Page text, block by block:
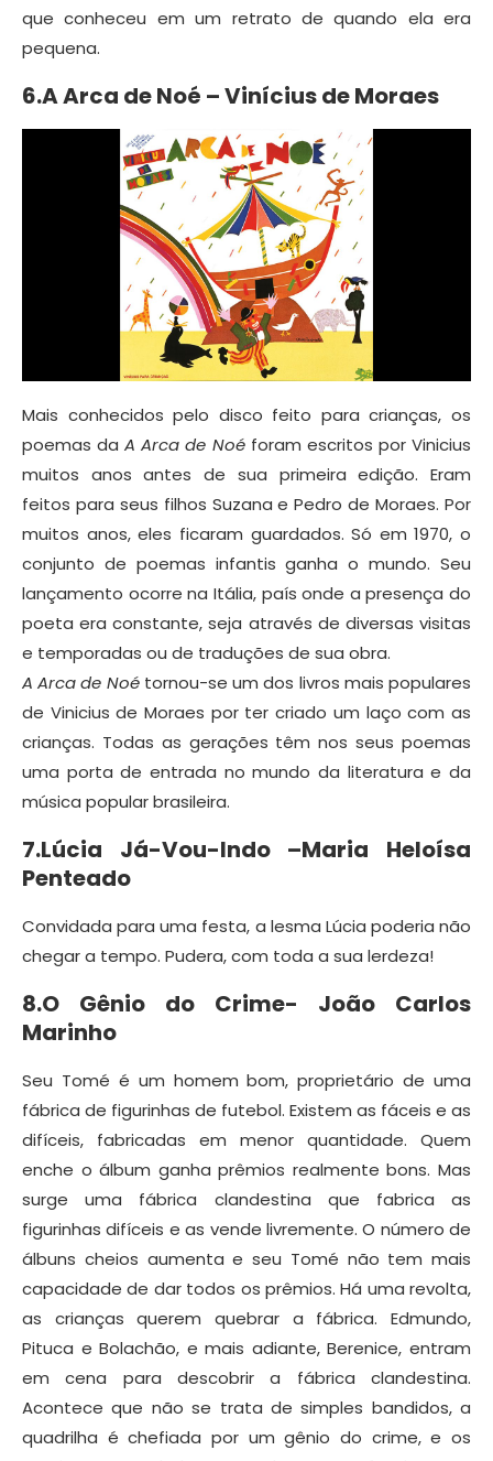
que conheceu em um retrato de quando ela era
pequena.
6.A Arca de Noé – Vinícius de Moraes
Mais conhecidos pelo disco feito para crianças, os
poemas daA Arca de Noéforam escritos por Vinicius
muitos anos antes de sua primeira edição. Eram
feitos para seus filhos Suzana e Pedro de Moraes. Por
muitos anos, eles ficaram guardados. Só em 1970, o
conjunto de poemas infantis ganha o mundo. Seu
lançamento ocorre na Itália, país onde a presença do
poeta era constante, seja através de diversas visitas
e temporadas ou de traduções de sua obra.
A Arca de Noétornou-se um dos livros mais populares
de Vinicius de Moraes por ter criado um laço com as
crianças. Todas as gerações têm nos seus poemas
uma porta de entrada no mundo da literatura e da
música popular brasileira.
7.Lúcia Já-Vou-Indo –Maria Heloísa
Penteado
Convidada para uma festa, a lesma Lúcia poderia não
chegar a tempo. Pudera, com toda a sua lerdeza!
8.O Gênio do Crime- João Carlos
Marinho
Seu Tomé é um homem bom, proprietário de uma
fábrica de figurinhas de futebol. Existem as fáceis e as
difíceis, fabricadas em menor quantidade. Quem
enche o álbum ganha prêmios realmente bons. Mas
surge uma fábrica clandestina que fabrica as
figurinhas difíceis e as vende livremente. O número de
álbuns cheios aumenta e seu Tomé não tem mais
capacidade de dar todos os prêmios. Há uma revolta,
as crianças querem quebrar a fábrica. Edmundo,
Pituca e Bolachão, e mais adiante, Berenice, entram
em cena para descobrir a fábrica clandestina.
Acontece que não se trata de simples bandidos, a
quadrilha é chefiada por um gênio do crime, e os